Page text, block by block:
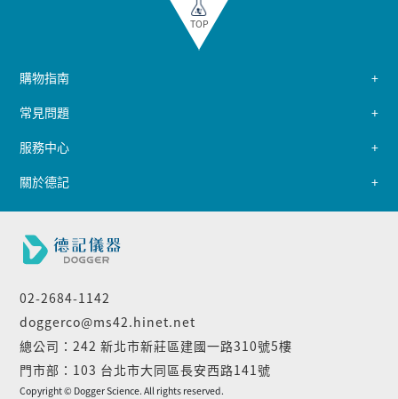
TOP
02-2684-1142
doggerco@ms42.hinet.net
總公司：242 新北市新莊區建國一路310號5樓
門市部：103 台北市大同區長安西路141號
購物指南
常見問題
服務中心
關於德記
Copyright © Dogger Science. All rights reserved.